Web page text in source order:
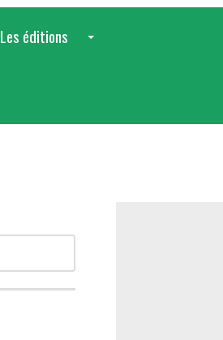
Les éditions